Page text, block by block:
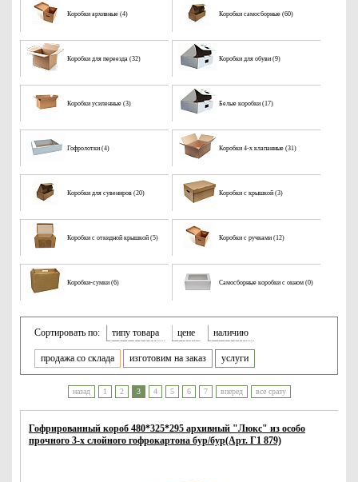
Коробки архивные (4) Коробки самосборные (60)
Коробки для переезда (32) Коробки для обуви (9)
Коробки усиленные (3) Белые коробки (17)
Гофролотки (4) Коробки 4-х клапанные (31)
Коробки для сувениров (20) Коробки с крышкой (3)
Коробки с откидной крышкой (5) Коробки с ручками (12)
Коробки-сумки (6) Самосборные коробки с окном (0)
Сортировать по: типу товара цене наличию
продажа со склада изготовим на заказ услуги
назад 1 2 3 4 5 6 7 вперед все сразу
Гофрированный короб 480*325*295 архивный "Люкс" из особо
прочного 3-х слойного гофрокартона бур/бур(Арт. Г1 879)